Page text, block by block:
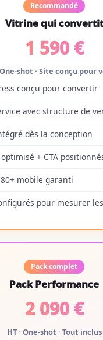
Recommandé
Vitrine qui convertit
1 590 €
One-shot · Site conçu pour
conçu pour convertir
avec structure de
dès la conception
+ CTA
80+ mobile garanti
pour mesurer
Pack complet
Pack Performance
2 090 €
HT · One-shot · Tout inclus